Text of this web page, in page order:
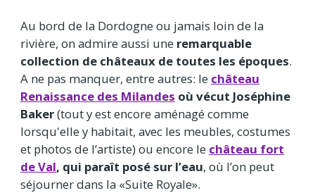
Au bord de la Dordogne ou jamais loin de la
rivière, on admire aussi une remarquable
collection de châteaux de toutes les époques.
A ne pas manquer, entre autres: le château
Renaissance des Milandes où vécut Joséphine
Baker(tout y est encore aménagé comme
lorsqu'elle y habitait, avec les meubles, costumes
et photos de l’artiste) ou encore le château fort
de Val, qui paraît posé sur l’eau, où l’on peut
séjourner dans la «Suite Royale».